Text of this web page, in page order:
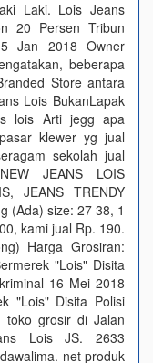
Laki. Lois Jeans
20 Persen Tribun
Jan 2018 Owner
beberapa
Store antara
Lois BukanLapak
lois Arti jegg apa
klewer yg jual
sekolah jual
JEANS LOIS
JEANS TRENDY
(Ada) size: 27 38, 1
kami jual Rp. 190.
Harga Grosiran:
"Lois" Disita
16 Mei 2018
"Lois" Disita Polisi
toko grosir di Jalan
Lois JS. 2633
net produk